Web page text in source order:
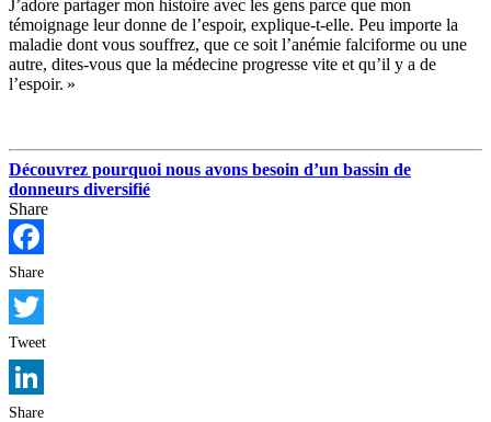
J’adore partager mon histoire avec les gens parce que mon
témoignage leur donne de l’espoir, explique-t-elle. Peu importe la
maladie dont vous souffrez, que ce soit l’anémie falciforme ou une
autre, dites-vous que la médecine progresse vite et qu’il y a de
l’espoir. »
Découvrez pourquoi nous avons besoin d’un bassin de
donneurs diversifié
Share
Facebook
Share
Twitter
Tweet
LinkedIn
Share